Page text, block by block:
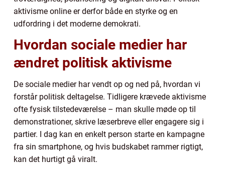
aktivisme online er derfor både en styrke og en
udfordring i det moderne demokrati.
Hvordan sociale medier har
ændret politisk aktivisme
De sociale medier har vendt op og ned på, hvordan vi
forstår politisk deltagelse. Tidligere krævede aktivisme
ofte fysisk tilstedeværelse – man skulle møde op til
demonstrationer, skrive læserbreve eller engagere sig i
partier. I dag kan en enkelt person starte en kampagne
fra sin smartphone, og hvis budskabet rammer rigtigt,
kan det hurtigt gå viralt.